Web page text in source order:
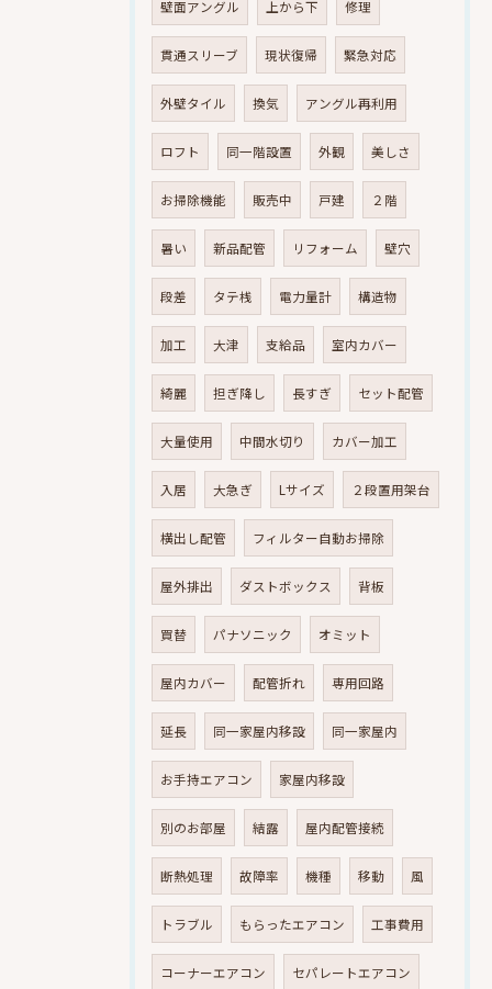
壁面アングル 上から下 修理
貫通スリーブ 現状復帰 緊急対応
外壁タイル 換気 アングル再利用
ロフト 同一階設置 外観 美しさ
お掃除機能 販売中 戸建 ２階
暑い 新品配管 リフォーム 壁穴
段差 タテ桟 電力量計 構造物
加工 大津 支給品 室内カバー
綺麗 担ぎ降し 長すぎ セット配管
大量使用 中間水切り カバー加工
入居 大急ぎ Lサイズ ２段置用架台
横出し配管 フィルター自動お掃除
屋外排出 ダストボックス 背板
買替 パナソニック オミット
屋内カバー 配管折れ 専用回路
延長 同一家屋内移設 同一家屋内
お手持エアコン 家屋内移設
別のお部屋 結露 屋内配管接続
断熱処理 故障率 機種 移動 風
トラブル もらったエアコン 工事費用
コーナーエアコン セパレートエアコン